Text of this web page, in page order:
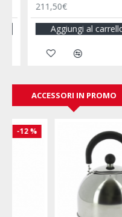
211,50€
Aggiungi al carrello
ACCESSORI IN PROMO
-20 %